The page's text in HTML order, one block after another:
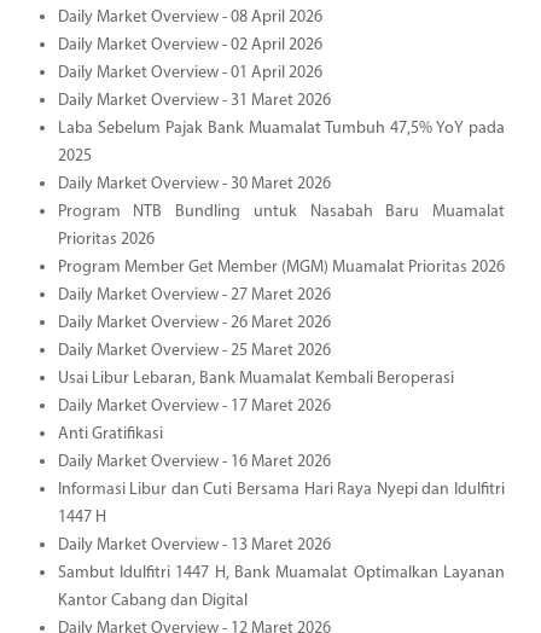
Daily Market Overview - 08 April 2026
Daily Market Overview - 02 April 2026
Daily Market Overview - 01 April 2026
Daily Market Overview - 31 Maret 2026
Laba Sebelum Pajak Bank Muamalat Tumbuh 47,5% YoY pada
2025
Daily Market Overview - 30 Maret 2026
Program NTB Bundling untuk Nasabah Baru Muamalat
Prioritas 2026
Program Member Get Member (MGM) Muamalat Prioritas 2026
Daily Market Overview - 27 Maret 2026
Daily Market Overview - 26 Maret 2026
Daily Market Overview - 25 Maret 2026
Usai Libur Lebaran, Bank Muamalat Kembali Beroperasi
Daily Market Overview - 17 Maret 2026
Anti Gratifikasi
Daily Market Overview - 16 Maret 2026
Informasi Libur dan Cuti Bersama Hari Raya Nyepi dan Idulfitri
1447 H
Daily Market Overview - 13 Maret 2026
Sambut Idulfitri 1447 H, Bank Muamalat Optimalkan Layanan
Kantor Cabang dan Digital
Daily Market Overview - 12 Maret 2026